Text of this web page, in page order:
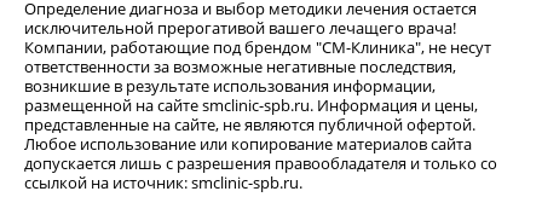
Определение диагноза и выбор методики лечения остается
исключительной прерогативой вашего лечащего врача!
Компании, работающие под брендом "СМ-Клиника", не несут
ответственности за возможные негативные последствия,
возникшие в результате использования информации,
размещенной на сайте smclinic-spb.ru. Информация и цены,
представленные на сайте, не являются публичной офертой.
Любое использование или копирование материалов сайта
допускается лишь с разрешения правообладателя и только со
ссылкой на источник: smclinic-spb.ru.